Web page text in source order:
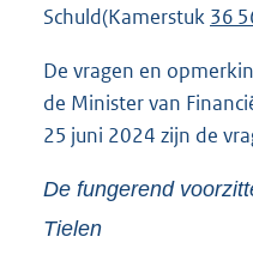
Schuld(Kamerstuk 36
De vragen en
de Minister van
25 juni 2024 zijn de
De fungerend
Tielen